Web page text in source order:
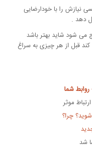
نیازش را با خودارضایی
دهد .
می شود شاید بهتر باشد
قبل از هر چیزی به سراغ
شما
موثر
چرا؟
شد